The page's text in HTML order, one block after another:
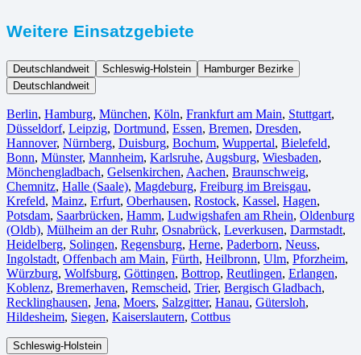
Weitere Einsatzgebiete
Deutschlandweit Schleswig-Holstein
Hamburger Bezirke
Deutschlandweit
Berlin⁠, Hamburg, München, Köln⁠, Frankfurt am Main, Stuttgart,
Düsseldorf, Leipzig, Dortmund, Essen, Bremen, Dresden,
Hannover, Nürnberg, Duisburg⁠, Bochum, Wuppertal⁠, Bielefeld⁠,
Bonn⁠, Münster⁠, Mannheim, Karlsruhe, Augsburg, Wiesbaden⁠,
Mönchengladbach⁠, Gelsenkirchen⁠, Aachen⁠, Braunschweig,
Chemnitz⁠, Halle (Saale)⁠, Magdeburg, Freiburg im Breisgau⁠,
Krefeld⁠, Mainz⁠, Erfurt, Oberhausen⁠, Rostock⁠, Kassel⁠, Hagen,
Potsdam, Saarbrücken⁠, Hamm, Ludwigshafen am Rhein⁠, Oldenburg
(Oldb), Mülheim an der Ruhr, Osnabrück⁠, Leverkusen, Darmstadt⁠,
Heidelberg, Solingen, Regensburg, Herne⁠, Paderborn, Neuss,
Ingolstadt, Offenbach am Main, Fürth⁠, Heilbronn, Ulm⁠, Pforzheim,
Würzburg, Wolfsburg⁠, Göttingen, Bottrop, Reutlingen, Erlangen⁠,
Koblenz, Bremerhaven⁠, Remscheid, Trier⁠, Bergisch Gladbach,
Recklinghausen, Jena⁠, Moers⁠, Salzgitter⁠, Hanau, Gütersloh,
Hildesheim⁠, Siegen⁠, Kaiserslautern⁠, Cottbus⁠
Schleswig-Holstein